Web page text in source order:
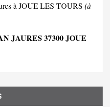
à JOUE LES TOURS (à
JAURES 37300 JOUE